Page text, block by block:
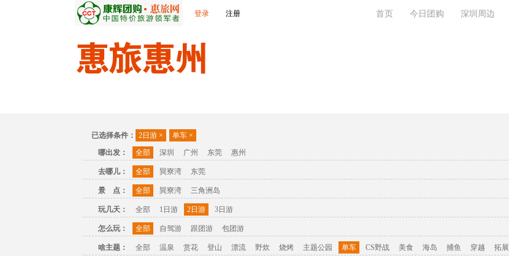
登录 注册 首页 今日团购 深圳周边
已选择条件： 2日游 × 单车 ×
哪出发：
全部 深圳 广州 东莞 惠州
去哪儿： 全部 巽寮湾 东莞
景 点： 全部 巽寮湾 三角洲岛
玩几天： 全部 1日游 2日游 3日游
怎么玩： 全部 自驾游 跟团游 包团游
啥主题： 全部 温泉 赏花 登山 漂流 野炊 烧烤 主题公园 单车 CS野战 美食 海岛 捕鱼 穿越 拓展